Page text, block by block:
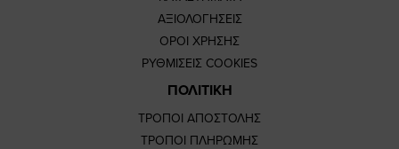
ΑΞΙΟΛΟΓΗΣΕΙΣ
ΟΡΟΙ ΧΡΗΣΗΣ
ΡΥΘΜΙΣΕΙΣ COOKIES
ΠΟΛΙΤΙΚΗ
ΤΡΟΠΟΙ ΑΠΟΣΤΟΛΗΣ
ΤΡΟΠΟΙ ΠΛΗΡΩΜΗΣ